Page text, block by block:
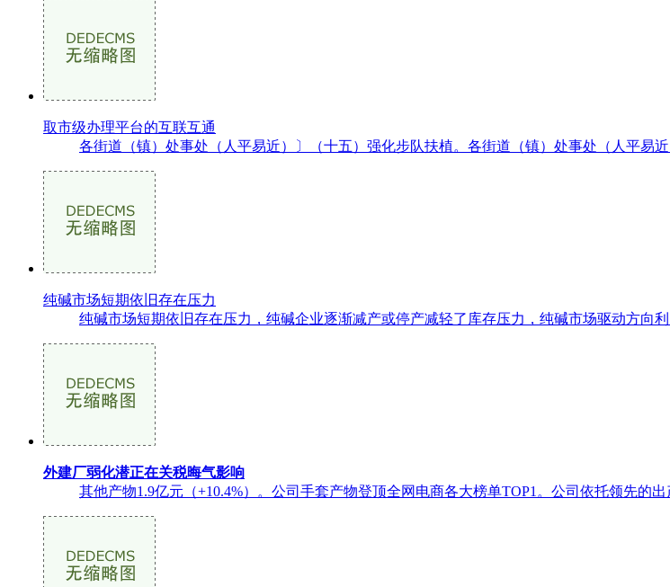
取市级办理平台的互联互通
各街道（镇）处事处（人平易近）〕（十五）强化步队扶植。各街道（镇）处事处（人平易
纯碱市场短期依旧存在压力
纯碱市场短期依旧存在压力，纯碱企业逐渐减产或停产减轻了库存压力，纯碱市场驱动方向
外建厂弱化潜正在关税晦气影响
其他产物1.9亿元（+10.4%）。公司手套产物登顶全网电商各大榜单TOP1。公司依托领先的